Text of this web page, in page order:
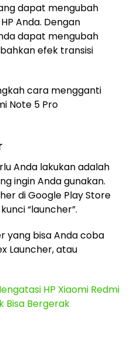
dapat mengubah
Anda. Dengan
dapat mengubah
efek transisi
cara mengganti
Note 5 Pro
Anda lakukan adalah
ingin Anda gunakan.
di Google Play Store
“launcher”.
yang bisa Anda coba
Launcher, atau
HP Xiaomi Redmi
Bisa Bergerak